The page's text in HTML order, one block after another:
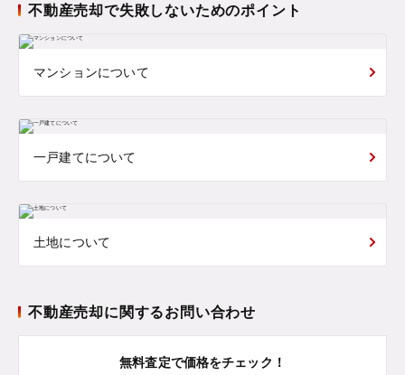
不動産売却で失敗しないためのポイント
マンションについて
一戸建てについて
土地について
不動産売却に関するお問い合わせ
無料査定で価格をチェック！